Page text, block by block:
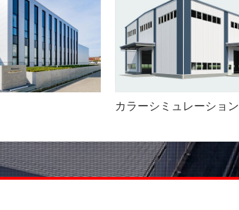
カラーシミュレーション